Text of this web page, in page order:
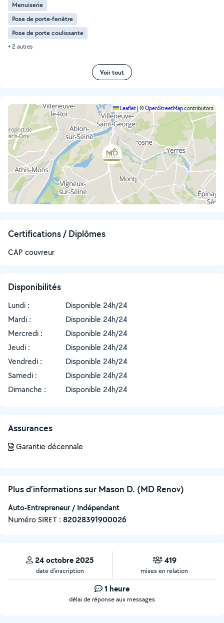
Menuiserie
Pose de porte-fenêtre
Pose de porte coulissante
+ 2 autres
Voir tout
Leaflet ©OpenStreetMapcontributors
Certifications / Diplômes
CAP couvreur
Disponibilités
Lundi :
Disponible 24h/24
Mardi :
Disponible 24h/24
Mercredi :
Disponible 24h/24
Jeudi :
Disponible 24h/24
Vendredi :
Disponible 24h/24
Samedi :
Disponible 24h/24
Dimanche :
Disponible 24h/24
Assurances
Garantie décennale
Plus d’informations sur Mason D. (MD Renov)
Auto-Entrepreneur / Indépendant
Numéro SIRET : ‍82028391900026
24 octobre 2025
date d’inscription
419
mises en relation
1 heure
délai de réponse aux messages